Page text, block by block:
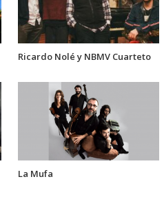
Ricardo Nolé y NBMV Cuarteto
La Mufa